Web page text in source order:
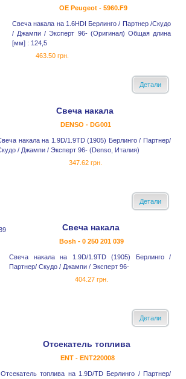
OE Peugeot - 5960.F9
Свеча накала на 1.6HDI Берлинго / Партнер /Скудо
/ Джампи / Эксперт 96- (Оригинал) Общая длина
[мм] : 124,5
463.50 грн.
Детали
Свеча накала
DENSO - DG001
накала на 1.9D/1.9TD (1905) Берлинго / Партнер/
/ Джампи / Эксперт 96- (Denso, Италия)
347.62 грн.
Детали
Свеча накала
Bosh - 0 250 201 039
Свеча накала на 1.9D/1.9TD (1905) Берлинго /
Партнер/ Скудо / Джампи / Эксперт 96-
404.27 грн.
Детали
Отсекатель топлива
ENT - ENT220008
Отсекатель топлива на 1.9D/TD Берлинго / Партнер/